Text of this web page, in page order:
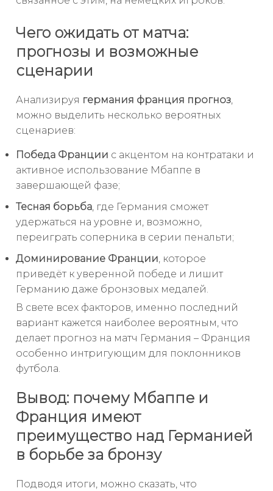
Чего ожидать от матча:
прогнозы и возможные
сценарии
Анализируя германия франция прогноз,
можно выделить несколько вероятных
сценариев:
Победа Франции с акцентом на контратаки и
активное использование Мбаппе в
завершающей фазе;
Тесная борьба, где Германия сможет
удержаться на уровне и, возможно,
переиграть соперника в серии пенальти;
Доминирование Франции, которое
приведёт к уверенной победе и лишит
Германию даже бронзовых медалей.
В свете всех факторов, именно последний
вариант кажется наиболее вероятным, что
делает прогноз на матч Германия – Франция
особенно интригующим для поклонников
футбола.
Вывод: почему Мбаппе и
Франция имеют
преимущество над Германией
в борьбе за бронзу
Подводя итоги, можно сказать, что